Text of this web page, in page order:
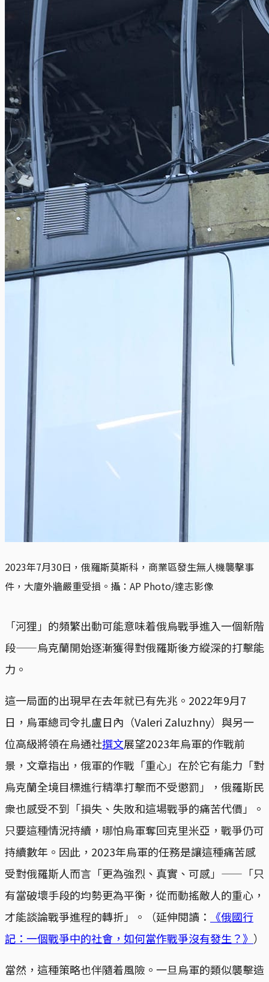
2023年7月30日，俄羅斯莫斯科，商業區發生無人機襲擊事
件，大廈外牆嚴重受損。攝：AP Photo/達志影像
「河狸」的頻繁出動可能意味着俄烏戰爭進入一個新階
段——烏克蘭開始逐漸獲得對俄羅斯後方縱深的打擊能
力。
這一局面的出現早在去年就已有先兆。2022年9月7
日，烏軍總司令扎盧日內（Valeri Zaluzhny）與另一
位高級將領在烏通社撰文展望2023年烏軍的作戰前
景，文章指出，俄軍的作戰「重心」在於它有能力「對
烏克蘭全境目標進行精準打擊而不受懲罰」，俄羅斯民
衆也感受不到「損失、失敗和這場戰爭的痛苦代價」。
只要這種情況持續，哪怕烏軍奪回克里米亞，戰爭仍可
持續數年。因此，2023年烏軍的任務是讓這種痛苦感
受對俄羅斯人而言「更為強烈、真實、可感」——「只
有當破壞手段的均勢更為平衡，從而動搖敵人的重心，
才能談論戰爭進程的轉折」。（延伸閱讀：
《俄國行
記：一個戰爭中的社會，如何當作戰爭沒有發生？》 ）
當然，這種策略也伴隨着風險。一旦烏軍的類似襲擊造